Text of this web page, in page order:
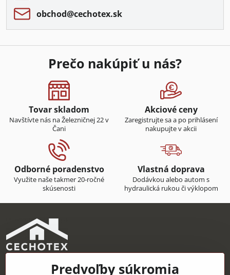
obchod​@cechotex​.sk
Prečo nakúpiť u nás?
Tovar skladom
Navštívte nás na Železničnej 22 v
Čani
Akciové ceny
Zaregistrujte sa a po prihlásení
nakupujte v akcii
Odborné poradenstvo
Využite naše takmer 20-ročné
skúsenosti
Vlastná doprava
Dodávkou alebo autom s
hydraulická rukou či výklopom
CECHOTEX s.r.o.Predvoľby súkromia